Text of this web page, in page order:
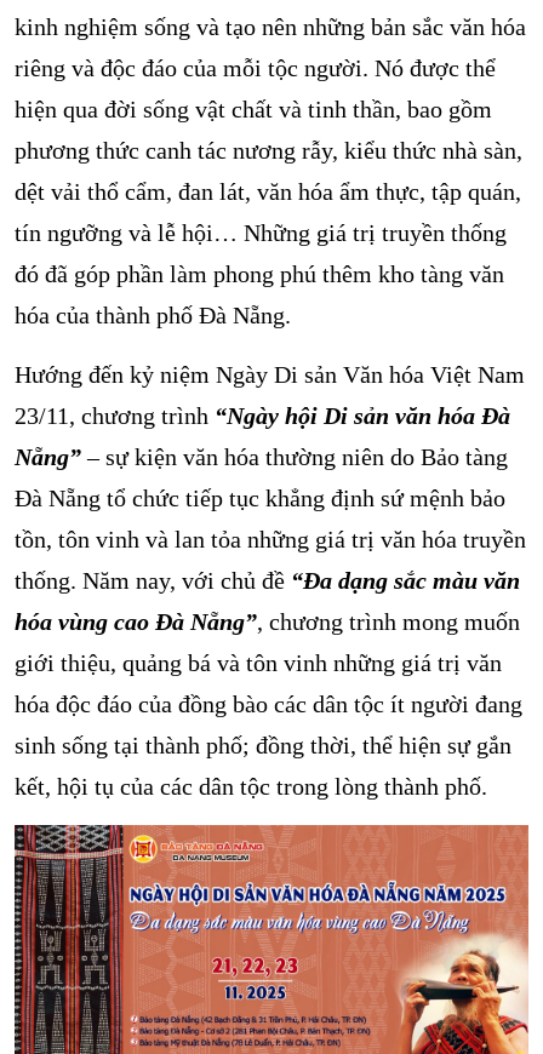
kinh nghiệm sống và tạo nên những bản sắc văn hóa
riêng và độc đáo của mỗi tộc người. Nó được thể
hiện qua đời sống vật chất và tinh thần, bao gồm
phương thức canh tác nương rẫy, kiểu thức nhà sàn,
dệt vải thổ cẩm, đan lát, văn hóa ẩm thực, tập quán,
tín ngưỡng và lễ hội… Những giá trị truyền thống
đó đã góp phần làm phong phú thêm kho tàng văn
hóa của thành phố Đà Nẵng.
Hướng đến kỷ niệm Ngày Di sản Văn hóa Việt Nam
23/11, chương trình “Ngày hội Di sản văn hóa Đà
Nẵng”– sự kiện văn hóa thường niên do Bảo tàng
Đà Nẵng tổ chức tiếp tục khẳng định sứ mệnh bảo
tồn, tôn vinh và lan tỏa những giá trị văn hóa truyền
thống. Năm nay, với chủ đề “Đa dạng sắc màu văn
hóa vùng cao Đà Nẵng”, chương trình mong muốn
giới thiệu, quảng bá và tôn vinh những giá trị văn
hóa độc đáo của đồng bào các dân tộc ít người đang
sinh sống tại thành phố; đồng thời, thể hiện sự gắn
kết, hội tụ của các dân tộc trong lòng thành phố.